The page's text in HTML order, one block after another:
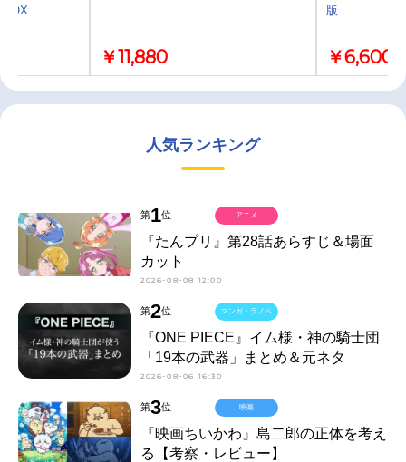
￥11,880
版
￥6,600
人気ランキング
第1位
『たんプリ』第28話あらすじ＆場面
カット
2026-08-08 12:00
アニメ
第2位
『ONE PIECE』イム様・神の騎士団
「19本の武器」まとめ＆元ネタ
2026-08-06 16:30
マンガ・ラノベ
第3位
『映画ちいかわ』島二郎の正体を考え
る【考察・レビュー】
映画